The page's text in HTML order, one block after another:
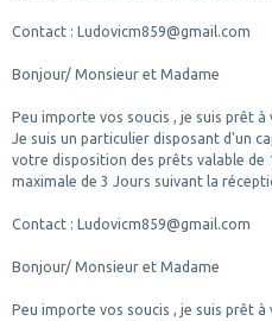
Contact : Ludovicm859@gmail.com
Bonjour/ Monsieur et Madame
Peu importe vos soucis , je suis prêt
Je suis un particulier disposant d'un
votre disposition des prêts valable de
maximale de 3 Jours suivant la
Contact : Ludovicm859@gmail.com
Bonjour/ Monsieur et Madame
Peu importe vos soucis , je suis prêt